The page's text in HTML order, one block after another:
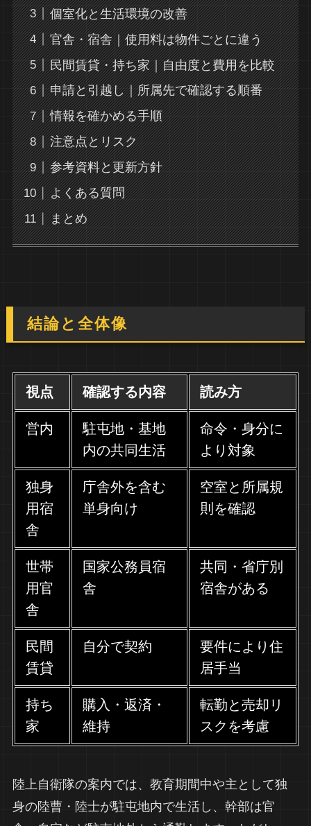
個室化と生活環境の改善
官舎・宿舎｜使用料は物件ごとに違う
民間賃貸・持ち家｜自由度と費用を比較
申請と引越し｜所属先で確認する順番
情報を確かめる手順
注意点とリスク
参考資料と更新方針
よくある質問
まとめ
結論と全体像
視点 確認する内容 読み方
営内
駐屯地・基地
内の共同生活
命令・身分に
より対象
独身
用宿
舎
庁舎外を含む
単身向け
空室と所属規
則を確認
世帯
用官
舎
国家公務員宿
舎
共同・省庁別
宿舎がある
民間
賃貸
自分で契約
要件により住
居手当
持ち
家
購入・返済・
維持
転勤と売却リ
スクを考慮
陸上自衛隊の案内では、教育期間中や主として独
身の陸曹・陸士が駐屯地内で生活し、幹部は官